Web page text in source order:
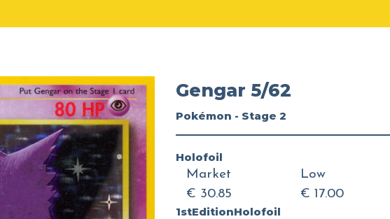
Gengar 5/62
Pokémon - Stage 2
Holofoil
Market
€ 30.85
Low
€ 17.00
1stEditionHolofoil